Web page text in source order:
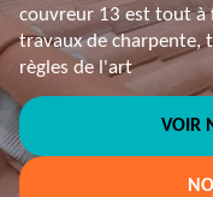
couvreur 13 est tout à
travaux de charpente,
règles de l'art
VOIR